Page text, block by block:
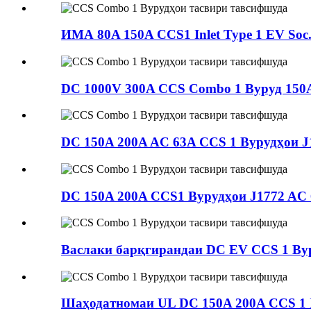
ИМА 80A 150A CCS1 Inlet Type 1 EV
DC 1000V 300A CCS Combo 1 Вуруд
DC 150A 200A AC 63A CCS 1 Вурудҳои
DC 150A 200A CCS1 Вурудҳои J1772 AC
Васлаки барқгирандаи DC EV CCS 1
Шаҳодатномаи UL DC 150A 200A CCS 1